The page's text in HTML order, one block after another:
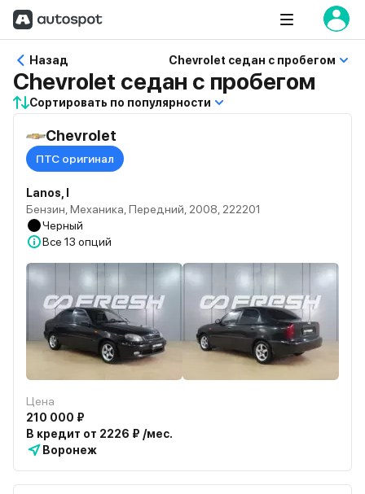
Назад Chevrolet седан с пробегом
Chevrolet седан с пробегом
Сортировать по популярности
Chevrolet
ПТС оригинал
Lanos, I
Бензин, Механика, Передний, 2008, 222201
Черный
Все 13 опций
Цена
210 000 ₽
В кредит от 2226 ₽ /мес.
Воронеж